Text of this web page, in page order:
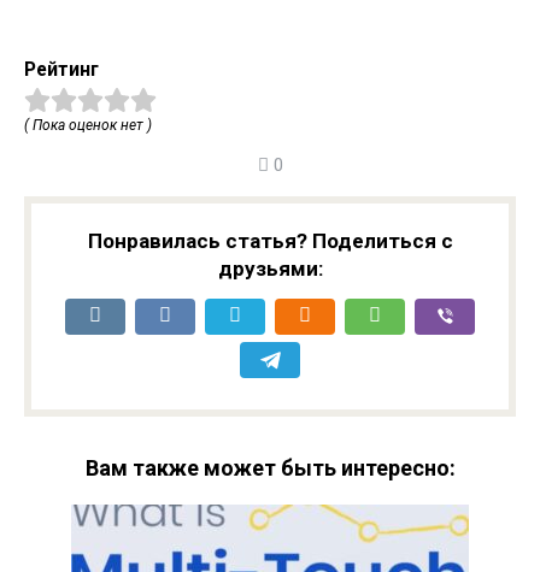
Рейтинг
( Пока оценок нет )
0
Понравилась статья? Поделиться с
друзьями:
Вам также может быть интересно: